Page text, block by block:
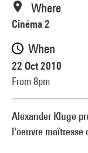
Alexander Kluge
l'oeuvre maîtresse
Where
Cinéma 2
When
22 Oct 2010
From 8pm